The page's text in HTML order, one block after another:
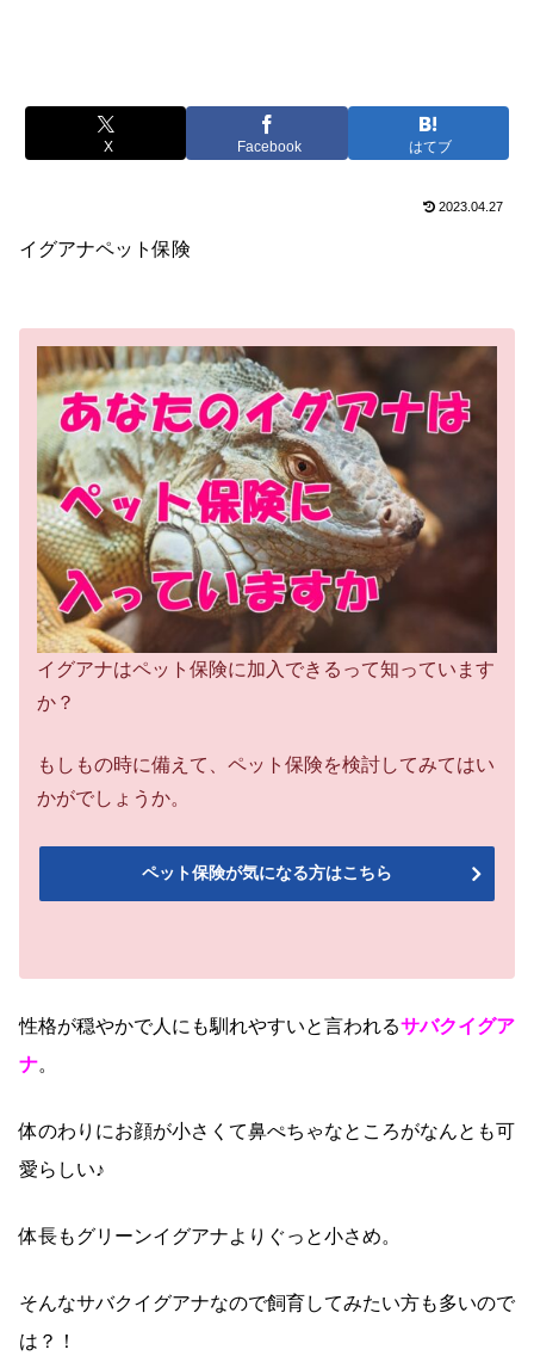
X Facebook はてブ
2023.04.27
イグアナペット保険
イグアナはペット保険に加入できるって知っています
か？
もしもの時に備えて、ペット保険を検討してみてはい
かがでしょうか。
ペット保険が気になる方はこちら
性格が穏やかで人にも馴れやすいと言われるサバクイグア
ナ。
体のわりにお顔が小さくて鼻ぺちゃなところがなんとも可
愛らしい♪
体長もグリーンイグアナよりぐっと小さめ。
そんなサバクイグアナなので飼育してみたい方も多いので
は？！